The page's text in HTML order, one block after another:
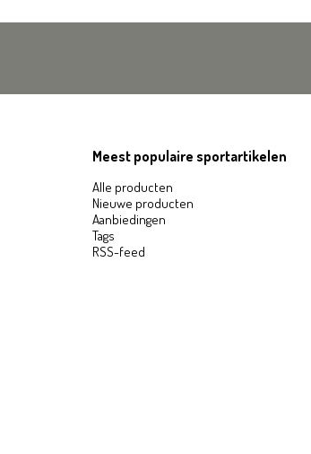
Meest populaire sportartikelen
Alle producten
Nieuwe producten
Aanbiedingen
Tags
RSS-feed